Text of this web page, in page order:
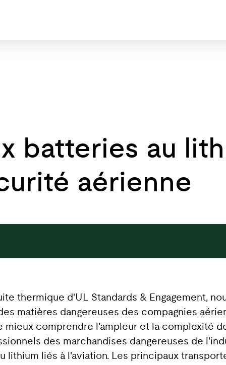
batteries au
aérienne
thermique d'UL Standards & Engagement,
matières dangereuses des compagnies
mieux comprendre l'ampleur et la complexité
des marchandises dangereuses de
liés à l'aviation. Les principaux